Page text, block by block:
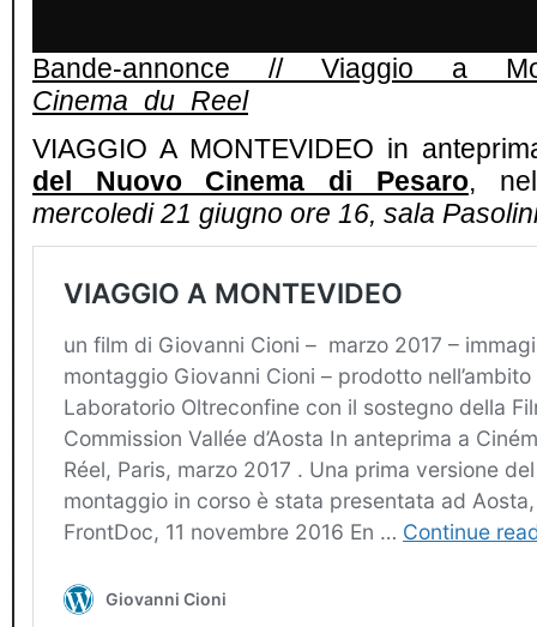
Bande-annonce // Viaggio a
Cinema_du_Reel
VIAGGIO A MONTEVIDEO in
del Nuovo Cinema di Pesaro,
mercoledi 21 giugno ore 16, sala